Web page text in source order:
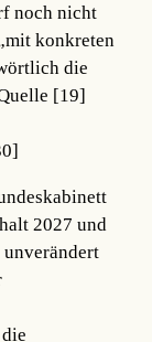
noch nicht
konkreten
die
[19]
2027 und
unverändert